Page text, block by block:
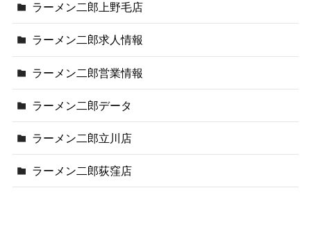
ラーメン二郎上野毛店
ラーメン二郎求人情報
ラーメン二郎営業情報
ラーメン二郎データ
ラーメン二郎立川店
ラーメン二郎荻窪店